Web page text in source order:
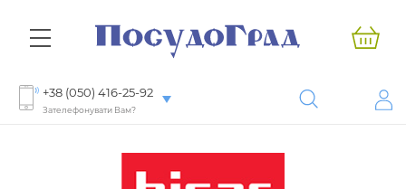
+38 (050) 416-25-92
Зателефонувати Вам?